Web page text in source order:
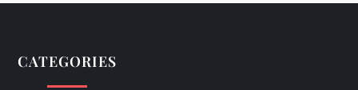
CATEGORIES